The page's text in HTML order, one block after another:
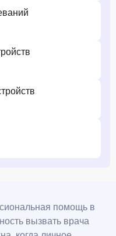
помощь в
вызвать врача